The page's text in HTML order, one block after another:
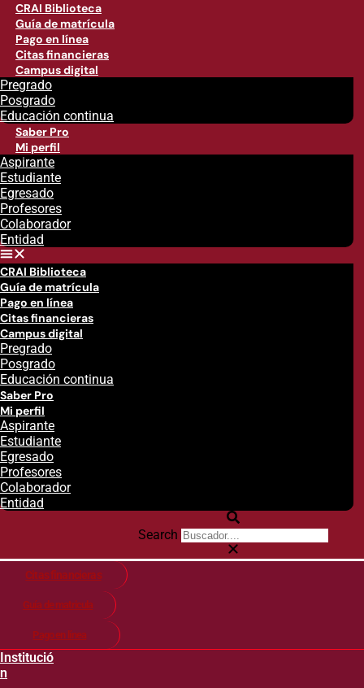
CRAI Biblioteca
Guía de matrícula
Pago en línea
Citas financieras
Campus digital
Pregrado
Posgrado
Educación continua
Saber Pro
Mi perfil
Aspirante
Estudiante
Egresado
Profesores
Colaborador
Entidad
CRAI Biblioteca
Guía de matrícula
Pago en línea
Citas financieras
Campus digital
Pregrado
Posgrado
Educación continua
Saber Pro
Mi perfil
Aspirante
Estudiante
Egresado
Profesores
Colaborador
Entidad
Search
Citas financieras
Guía de matricula
Pago en línea
Institució
n